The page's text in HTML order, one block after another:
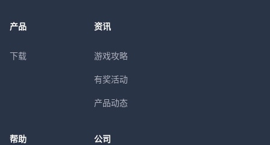
产品
下载
资讯
游戏攻略
有奖活动
产品动态
帮助 公司